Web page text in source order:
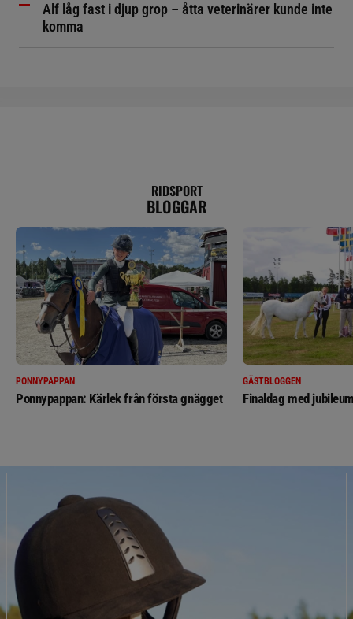
Alf låg fast i djup grop – åtta veterinärer kunde inte
komma
RIDSPORT
BLOGGAR
PONNYPAPPAN
Ponnypappan: Kärlek från första gnägget
GÄSTBLOGGEN
Finaldag med